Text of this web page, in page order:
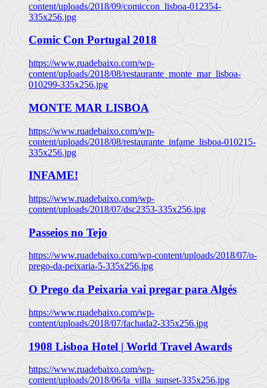
content/uploads/2018/09/comiccon_lisboa-012354-
335x256.jpg
Comic Con Portugal 2018
https://www.ruadebaixo.com/wp-
content/uploads/2018/08/restaurante_monte_mar_lisboa-
010299-335x256.jpg
MONTE MAR LISBOA
https://www.ruadebaixo.com/wp-
content/uploads/2018/08/restaurante_infame_lisboa-010215-
335x256.jpg
INFAME!
https://www.ruadebaixo.com/wp-
content/uploads/2018/07/dsc2353-335x256.jpg
Passeios no Tejo
https://www.ruadebaixo.com/wp-content/uploads/2018/07/o-
prego-da-peixaria-5-335x256.jpg
O Prego da Peixaria vai pregar para Algés
https://www.ruadebaixo.com/wp-
content/uploads/2018/07/fachada2-335x256.jpg
1908 Lisboa Hotel | World Travel Awards
https://www.ruadebaixo.com/wp-
content/uploads/2018/06/la_villa_sunset-335x256.jpg